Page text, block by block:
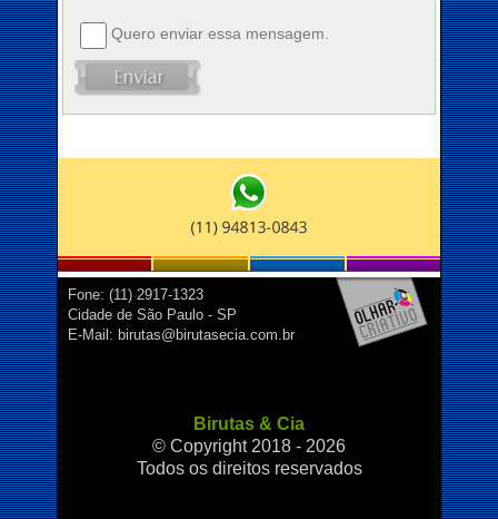
Quero enviar essa mensagem.
Fone: (11) 2917-1323
Cidade de São Paulo - SP
E-Mail: birutas@birutasecia.com.br
Birutas & Cia
© Copyright 2018 - 2026
Todos os direitos reservados